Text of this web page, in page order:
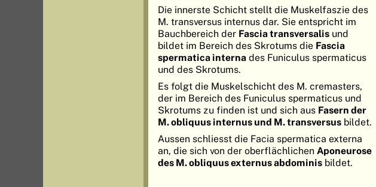
Die innerste Schicht stellt die Muskelfaszie des
M. transversus internus dar. Sie entspricht im
Bauchbereich der Fascia transversalis und
bildet im Bereich des Skrotums die Fascia
spermatica interna des Funiculus spermaticus
und des Skrotums.
Es folgt die Muskelschicht des M. cremasters,
der im Bereich des Funiculus spermaticus und
Skrotums zu finden ist und sich aus Fasern der
M. obliquus internus und M. transversus bildet.
Aussen schliesst die Facia spermatica externa
an, die sich von der oberflächlichen Aponeurose
des M. obliquus externus abdominis bildet.